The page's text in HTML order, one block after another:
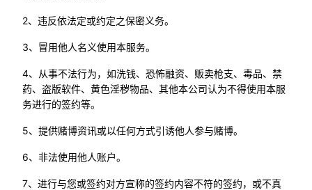
2、违反依法定或约定之保密义务。
3、冒用他人名义使用本服务。
4、从事不法行为，如洗钱、恐怖融资、贩卖枪支、毒品、禁
药、盗版软件、黄色淫秽物品、其他本公司认为不得使用本服
务进行的签约等。
5、提供赌博资讯或以任何方式引诱他人参与赌博。
6、非法使用他人账户。
7、进行与您或签约对方宣称的签约内容不符的签约，或不真